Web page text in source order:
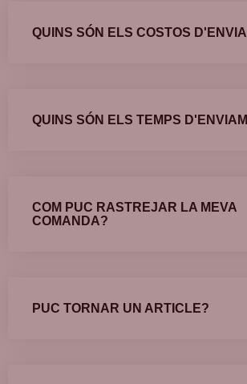
QUINS SÓN ELS COSTOS
QUINS SÓN ELS TEMPS
COM PUC RASTREJAR LA MEVA
COMANDA?
PUC TORNAR UN ARTICLE?